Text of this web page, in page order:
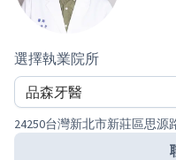
選擇執業院所
24250台灣新北市新莊區思源